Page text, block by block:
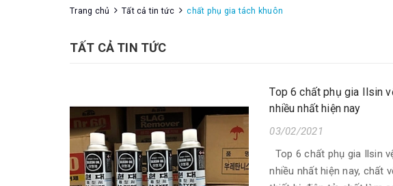
Trang chủ Tất cả tin tức chất phụ gia tách khuôn
TẤT CẢ TIN TỨC
Top 6 chất phụ gia Ilsin
nhiều nhất hiện nay
03/02/2021
Top 6 chất phụ gia Ilsin
nhiều nhất hiện nay, chất